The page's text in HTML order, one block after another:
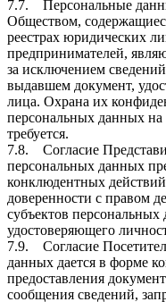
7.7. Персональные
Обществом,
реестрах юридических
предпринимателей,
за исключением
выдавшем документ,
лица. Охрана их
персональных данных на
требуется.
7.8. Согласие
персональных данных
конклюдентных
доверенности с правом
субъектов
удостоверяющего
7.9. Согласие
данных дается в форме
предоставления
сообщения сведений,